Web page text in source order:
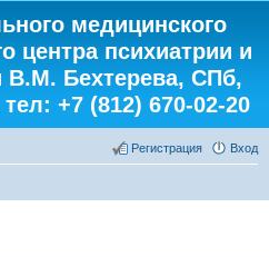
медицинского
центра психиатрии и
В.М. Бехтерева, СПб,
+7 (812) 670-02-20
Вход
Регистрация